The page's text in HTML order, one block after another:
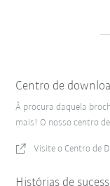
Centro de
À procura daquela
mais! O nosso centro
Visite o Centro de
Histórias de